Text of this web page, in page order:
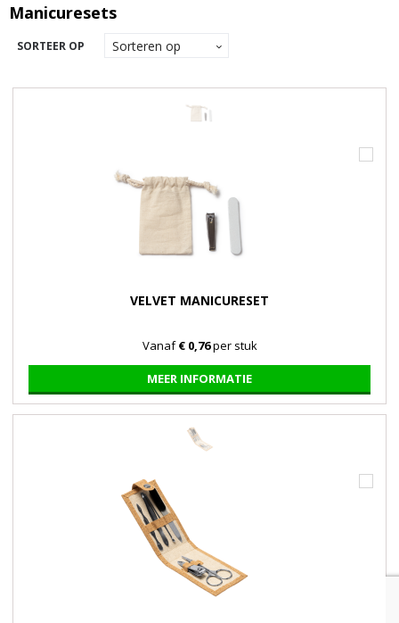
Manicuresets
SORTEER OP
VELVET MANICURESET
Vanaf€ 0,76per stuk
MEER INFORMATIE